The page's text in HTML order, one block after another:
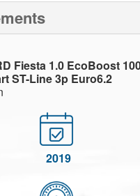
Fiesta 1.0 EcoBoost
ST-Line 3p Euro6.2
2019